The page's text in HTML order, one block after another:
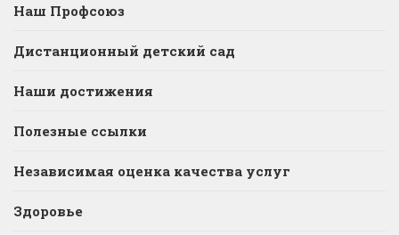
Наш Профсоюз
Дистанционный детский сад
Наши достижения
Полезные ссылки
Независимая оценка качества услуг
Здоровье